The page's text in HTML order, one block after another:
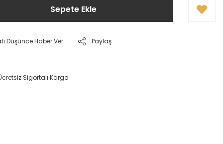
Sepete Ekle
Düşünce Haber Ver Paylaş
Sigortalı Kargo